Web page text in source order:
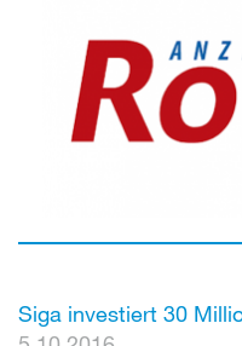
Siga investiert 30